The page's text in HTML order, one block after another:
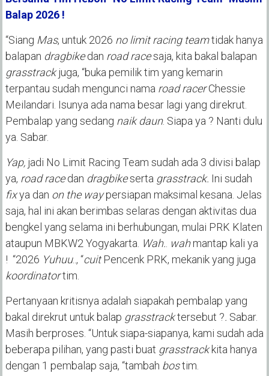
Balap 2026 !
“Siang Mas, untuk 2026 no limit racing teamtidak hanya
balapan dragbikedan road racesaja, kita bakal balapan
grasstrackjuga, “buka pemilik tim yang kemarin
terpantau sudah mengunci nama road racerChessie
Meilandari. Isunya ada nama besar lagi yang direkrut.
Pembalap yang sedang naik daun. Siapa ya ? Nanti dulu
ya. Sabar.
Yap,jadi No Limit Racing Team sudah ada 3 divisi balap
ya, road racedan dragbikeserta grasstrack. Ini sudah
fixya dan on the waypersiapan maksimal kesana. Jelas
saja, hal ini akan berimbas selaras dengan aktivitas dua
bengkel yang selama ini berhubungan, mulai PRK Klaten
ataupun MBKW2 Yogyakarta. Wah. wahmantap kali ya
! “2026 Yuhuu.., “cuitPencenk PRK, mekanik yang juga
koordinatortim.
Pertanyaan kritisnya adalah siapakah pembalap yang
bakal direkrut untuk balap grasstracktersebut ?. Sabar.
Masih berproses. “Untuk siapa-siapanya, kami sudah ada
beberapa pilihan, yang pasti buat grasstrackkita hanya
dengan 1 pembalap saja, “tambah bostim.